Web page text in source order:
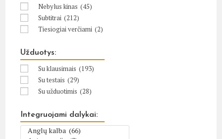
Nebylus kinas (45)
Subtitrai (212)
Tiesiogiai verčiami (2)
Užduotys:
Su klausimais (193)
Su testais (29)
Su užduotimis (28)
Integruojami dalykai: